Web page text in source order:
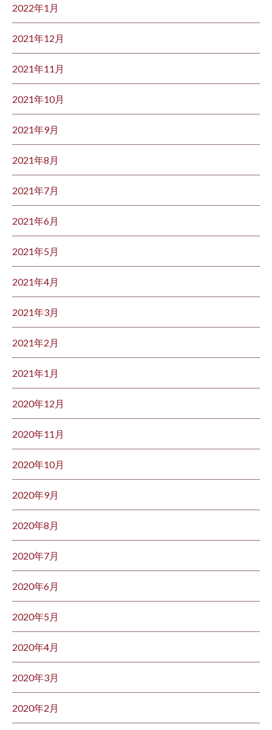
2022年1月
2021年12月
2021年11月
2021年10月
2021年9月
2021年8月
2021年7月
2021年6月
2021年5月
2021年4月
2021年3月
2021年2月
2021年1月
2020年12月
2020年11月
2020年10月
2020年9月
2020年8月
2020年7月
2020年6月
2020年5月
2020年4月
2020年3月
2020年2月